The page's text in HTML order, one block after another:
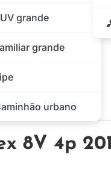
grande
grande
urbano
8V 4p